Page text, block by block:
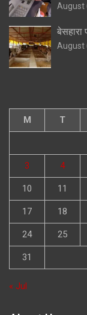
August
August
M T
3 4
10 11
17 18
24 25
31
« Jul